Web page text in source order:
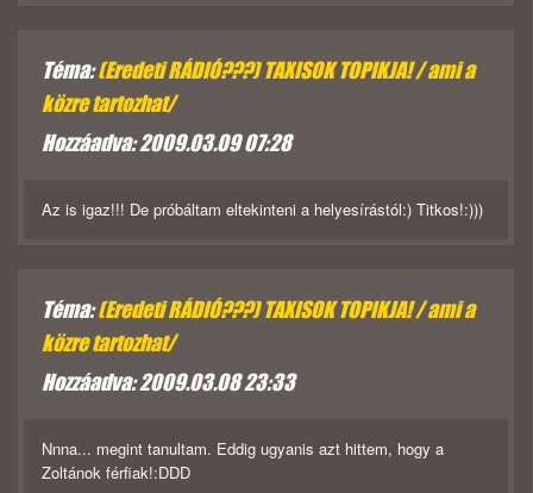
Téma:(Eredeti RÁDIÓ???) TAXISOK TOPIKJA! / ami a
közre tartozhat/
Hozzáadva: 2009.03.09 07:28
Az is igaz!!! De próbáltam eltekinteni a helyesírástól:) Titkos!:)))
Téma:(Eredeti RÁDIÓ???) TAXISOK TOPIKJA! / ami a
közre tartozhat/
Hozzáadva: 2009.03.08 23:33
Nnna... megint tanultam. Eddig ugyanis azt hittem, hogy a
Zoltánok férfiak!:DDD